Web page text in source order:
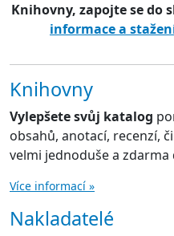
Knihovny, zapojte se do
informace a
Knihovny
Vylepšete svůj katalog
obsahů, anotací, recenzí,
velmi jednoduše a zdarma
Více informací »
Nakladatelé